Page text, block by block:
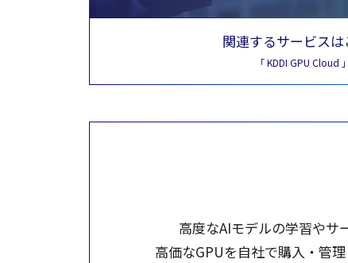
関連するサービスは
「 KDDI GPU Cloud 」
高度なAIモデルの学習やサ
高価なGPUを自社で購入 ・ 管理